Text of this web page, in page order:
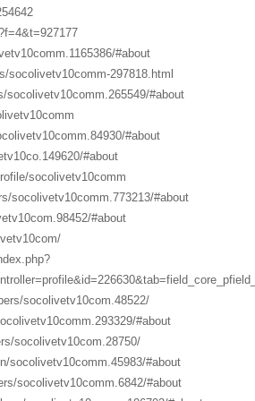
#about
socolivetv10comm-297818.html
socolivetv10comm.265549/#about
#about
#about
socolivetv10comm
socolivetv10comm.773213/#about
#about
socolivetv10com.48522/
#about
socolivetv10com.28750/
socolivetv10comm.45983/#about
socolivetv10comm.6842/#about